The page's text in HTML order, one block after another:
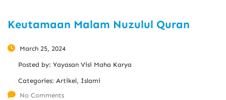
Keutamaan Malam Nuzulul Quran
March 25, 2024
Posted by: Yayasan Visi Maha Karya
Categories: Artikel, Islami
No Comments